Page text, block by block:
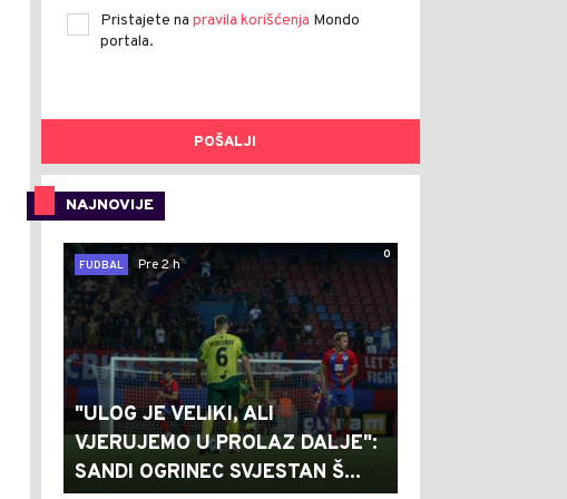
Pristajete na pravila korišćenja Mondo
portala.
POŠALJI
NAJNOVIJE
0
FUDBAL
Pre 2 h
"ULOG JE VELIKI, ALI
VJERUJEMO U PROLAZ DALJE":
SANDI OGRINEC SVJESTAN Š...